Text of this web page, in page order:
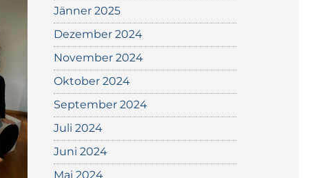
Jänner 2025
Dezember 2024
November 2024
Oktober 2024
September 2024
Juli 2024
Juni 2024
Mai 2024